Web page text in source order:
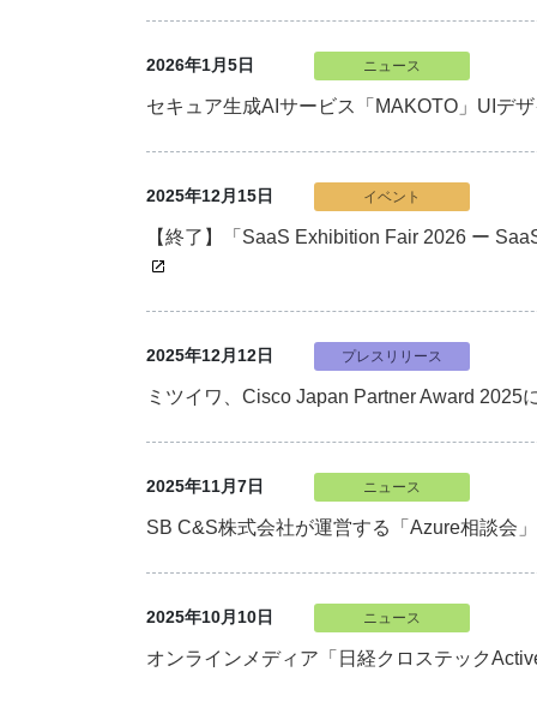
2026年1月5日 ニュース
セキュア生成AIサービス「MAKOTO」UIデ
2025年12月15日 イベント
【終了】「SaaS Exhibition Fair 2026 ー
2025年12月12日 プレスリリース
ミツイワ、Cisco Japan Partner Award 2025
2025年11月7日 ニュース
SB C&S株式会社が運営する「Azure相談会
2025年10月10日 ニュース
オンラインメディア「日経クロステック